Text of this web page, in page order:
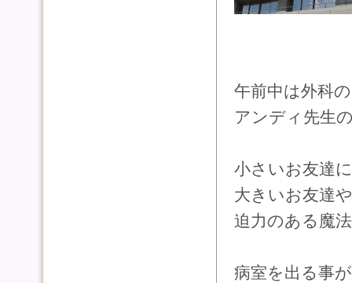
午前中は外科
アンディ先生
小さいお友達
大きいお友達
迫力のある魔
病室を出る事